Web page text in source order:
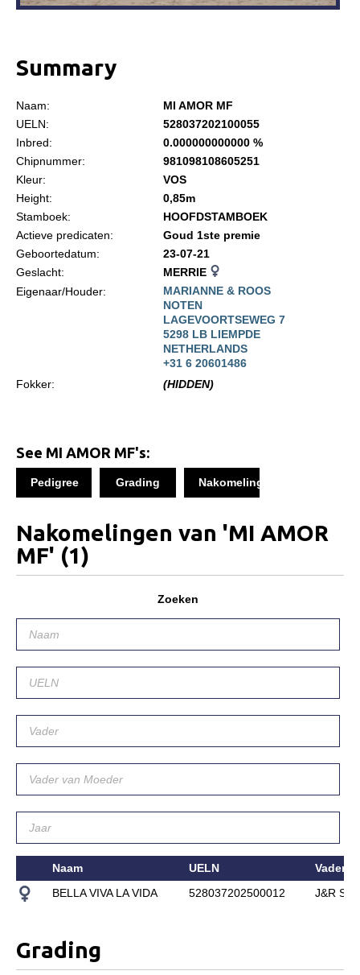
Informatie
Wat te doen bij verkoop van een Falabella
Animal Health Regulation
Fokkerij
Onze fokkerij
Fokkerij informatie
Informatie veulen registratie
EFS Hengstendatabase
EFS Database
EFS Keuringen
Inschrijven keuring
Keuringsvideo's
EFS Marktplaats
Contact
Downloads
Inloggen
Lid worden
Summary
Naam:
MI AMOR MF
UELN:
528037202100055
Inbred:
0.000000000000 %
Chipnummer:
981098108605251
Kleur:
VOS
Height:
0,85m
Stamboek:
HOOFDSTAMBOEK
Actieve predicaten:
Goud 1ste premie
Geboortedatum:
23-07-21
Geslacht:
MERRIE
Eigenaar/Houder:
MARIANNE & ROOS
NOTEN
LAGEVOORTSEWEG 7
5298 LB LIEMPDE
NETHERLANDS
+31 6 20601486
Fokker:
(HIDDEN)
See MI AMOR MF's:
Pedigree Grading Nakomelingen
Nakomelingen van 'MI AMOR
MF' (1)
Zoeken
Naam UELN
Vader
BELLA VIVA LA VIDA
528037202500012 J&R
Grading